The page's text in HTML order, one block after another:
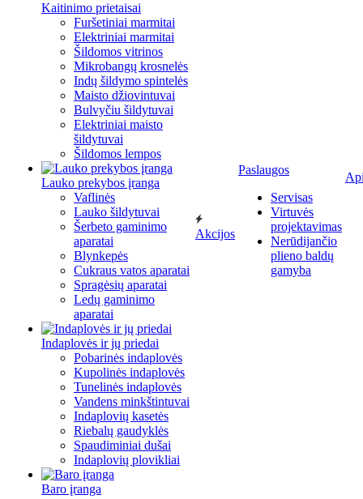
Kaitinimo prietaisai
Furšetiniai marmitai
Elektriniai marmitai
Šildomos vitrinos
Mikrobangų krosnelės
Indų šildymo spintelės
Maisto džiovintuvai
Bulvyčiu šildytuvai
Elektriniai maisto
šildytuvai
Šildomos lempos
Lauko prekybos įranga
Vaflinės
Lauko šildytuvai
Šerbeto gaminimo
aparatai
Blynkepės
Cukraus vatos aparatai
Spragėsių aparatai
Ledų gaminimo
aparatai
Indaplovės ir jų priedai
Pobarinės indaplovės
Kupolinės indaplovės
Tunelinės indaplovės
Vandens minkštintuvai
Indaplovių kasetės
Riebalų gaudyklės
Spaudiminiai dušai
Indaplovių plovikliai
Baro įranga
Akcijos
Paslaugos
Servisas
Virtuvės
projektavimas
Nerūdijančio
plieno baldų
gamyba